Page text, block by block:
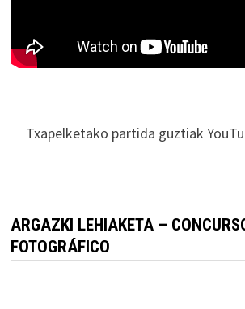
Txapelketako partida guztiak
ARGAZKI LEHIAKETA –
FOTOGRÁFICO